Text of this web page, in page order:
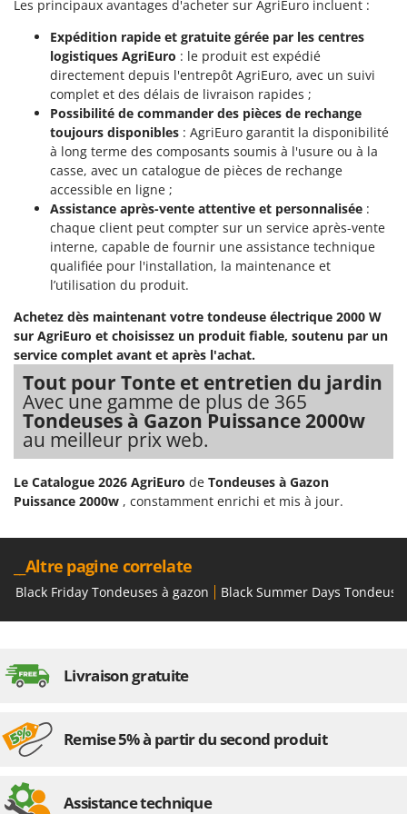
Seven Italy
Shark
Silky
Simatech
Sirman
Skil
Smartwood
Smeg
Snapper
Solidur
Spice Electronics
Spiralmac
Spring Protezione
Spyro
Stanley
Stiga
Stocker
Sunseeker
Tellarini Pompe
Titania
Tre Spade
Trotec
Les principaux avantages d'acheter sur AgriEuro incluent :
Expédition rapide et gratuite gérée par les centres
logistiques AgriEuro : le produit est expédié
directement depuis l'entrepôt AgriEuro, avec un suivi
complet et des délais de livraison rapides ;
Possibilité de commander des pièces de rechange
toujours disponibles : AgriEuro garantit la disponibilité
à long terme des composants soumis à l'usure ou à la
casse, avec un catalogue de pièces de rechange
accessible en ligne ;
Assistance après-vente attentive et personnalisée :
chaque client peut compter sur un service après-vente
interne, capable de fournir une assistance technique
qualifiée pour l'installation, la maintenance et
l’utilisation du produit.
Achetez dès maintenant votre tondeuse électrique 2000 W
sur AgriEuro et choisissez un produit fiable, soutenu par un
service complet avant et après l'achat.
Tout pour Tonte et entretien du jardin
Avec une gamme de plus de 365
Tondeuses à Gazon Puissance 2000w
au meilleur prix web.
Le Catalogue 2026 AgriEuro de Tondeuses à Gazon
Puissance 2000w , constamment enrichi et mis à jour.
__Altre pagine correlate
Black Friday Tondeuses à gazon Black Summer Days
Livraison gratuite
Remise 5% à partir du second produit
Assistance technique